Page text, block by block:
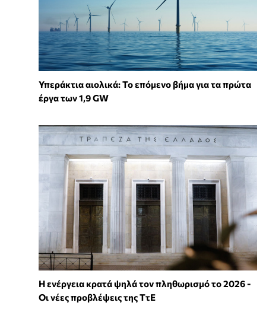
Υπεράκτια αιολικά: Το επόμενο βήμα για τα πρώτα
έργα των 1,9 GW
Η ενέργεια κρατά ψηλά τον πληθωρισμό το 2026 -
Οι νέες προβλέψεις της ΤτΕ